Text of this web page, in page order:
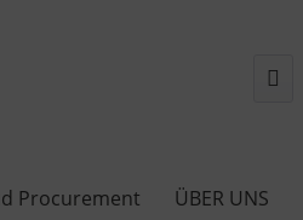
Procurement ÜBER UNS